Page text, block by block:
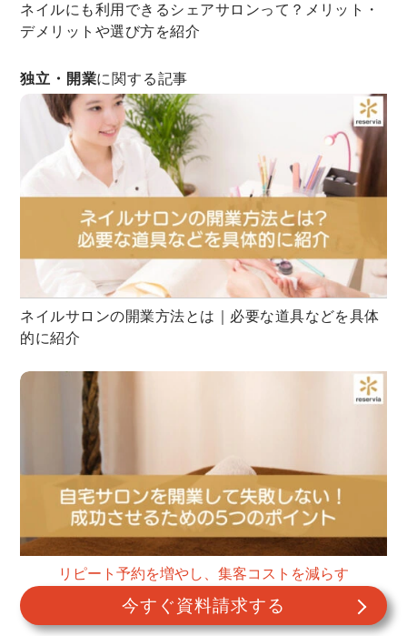
ネイルにも利用できるシェアサロンって？メリット・
デメリットや選び方を紹介
独立・開業に関する記事
ネイルサロンの開業方法とは｜必要な道具などを具体
的に紹介
自宅サロンの開業が失敗してしまう原因は？サロン開
業を成功させるための5つのポイントを解説！
リピート予約を増やし、集客コストを減らす
今すぐ資料請求する